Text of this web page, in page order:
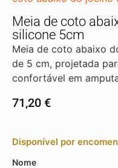
Meia de coto
silicone 5cm
Meia de coto abaixo
de 5 cm, projetada
confortável em
71,20 €
Disponível por
Nome